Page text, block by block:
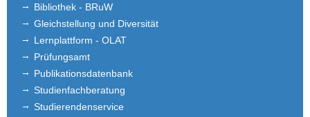
Bibliothek - BRuW
Gleichstellung und Diversität
Lernplattform - OLAT
Prüfungsamt
Publikationsdatenbank
Studienfachberatung
Studierendenservice